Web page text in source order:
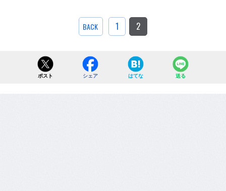
BACK 1 2
ポスト シェア はてな 送る